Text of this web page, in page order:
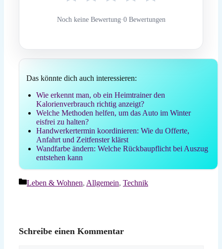
Noch keine Bewertung·0 Bewertungen
Das könnte dich auch interessieren:
Wie erkennt man, ob ein Heimtrainer den
Kalorienverbrauch richtig anzeigt?
Welche Methoden helfen, um das Auto im Winter
eisfrei zu halten?
Handwerkertermin koordinieren: Wie du Offerte,
Anfahrt und Zeitfenster klärst
Wandfarbe ändern: Welche Rückbaupflicht bei Auszug
entstehen kann
Kategorien
Leben & Wohnen, Allgemein, Technik
Schreibe einen Kommentar